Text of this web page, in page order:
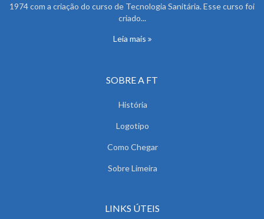
1974 com a criação do curso de Tecnologia Sanitária. Esse curso foi
criado...
Leia mais
SOBRE A FT
História
Logotipo
Como Chegar
Sobre Limeira
LINKS ÚTEIS